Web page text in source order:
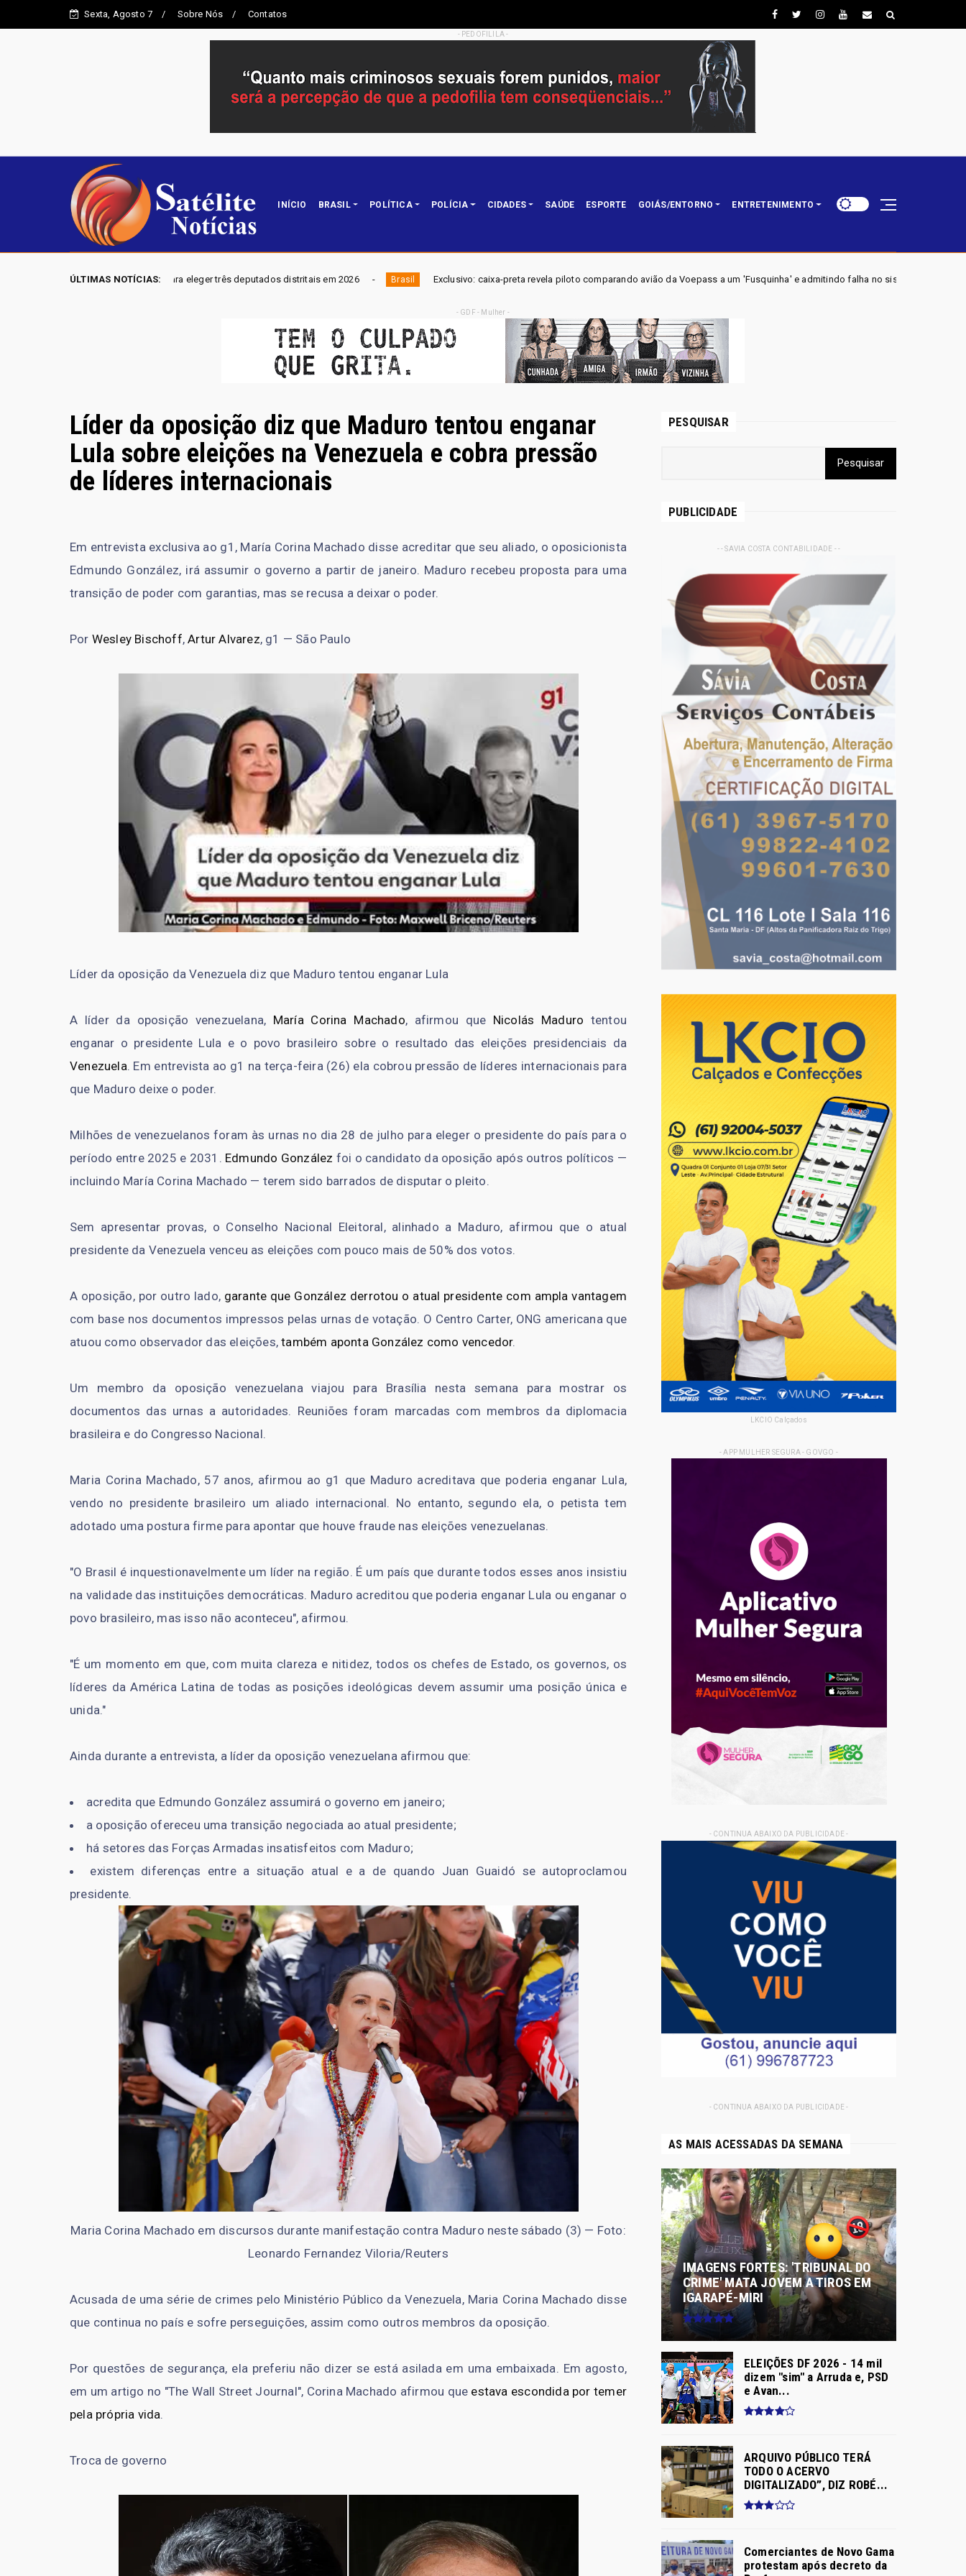
Sexta, Agosto 7 Sobre Nós Contatos
- PEDOFILILA -
INÍCIO BRASIL POLÍTICA POLÍCIA CIDADES SAÚDE ESPORTE GOIÁS/ENTORNO ENTRETENIMENTO
ÚLTIMAS NOTÍCIAS:
completa e mira eleger três deputados distritais em 2026 Brasil Exclusivo: caixa-preta revela piloto comparando avião da Voepass a um 'Fusquinha' e admitindo falha no sistema de degelo: 'Essa b** não tá
- GDF - Mulher -
Líder da oposição diz que Maduro tentou enganar
Lula sobre eleições na Venezuela e cobra pressão
de líderes internacionais
Em entrevista exclusiva ao g1, María Corina Machado disse acreditar que seu aliado, o oposicionista
Edmundo González, irá assumir o governo a partir de janeiro. Maduro recebeu proposta para uma
transição de poder com garantias, mas se recusa a deixar o poder.
Por Wesley Bischoff,Artur Alvarez, g1 — São Paulo
Líder da oposição da Venezuela diz que Maduro tentou enganar Lula
A líder da oposição venezuelana, María Corina Machado, afirmou que Nicolás Maduro tentou
enganar o presidente Lula e o povo brasileiro sobre o resultado das eleições presidenciais da
Venezuela. Em entrevista ao g1 na terça-feira (26) ela cobrou pressão de líderes internacionais para
que Maduro deixe o poder.
Milhões de venezuelanos foram às urnas no dia 28 de julho para eleger o presidente do país para o
período entre 2025 e 2031. Edmundo González foi o candidato da oposição após outros políticos —
incluindo María Corina Machado — terem sido barrados de disputar o pleito.
Sem apresentar provas, o Conselho Nacional Eleitoral, alinhado a Maduro, afirmou que o atual
presidente da Venezuela venceu as eleições com pouco mais de 50% dos votos.
A oposição, por outro lado, garante que González derrotou o atual presidente com ampla vantagem
com base nos documentos impressos pelas urnas de votação. O Centro Carter, ONG americana que
atuou como observador das eleições,também aponta González como vencedor.
Um membro da oposição venezuelana viajou para Brasília nesta semana para mostrar os
documentos das urnas a autoridades. Reuniões foram marcadas com membros da diplomacia
brasileira e do Congresso Nacional.
Maria Corina Machado, 57 anos, afirmou ao g1 que Maduro acreditava que poderia enganar Lula,
vendo no presidente brasileiro um aliado internacional. No entanto, segundo ela, o petista tem
adotado uma postura firme para apontar que houve fraude nas eleições venezuelanas.
"O Brasil é inquestionavelmente um líder na região. É um país que durante todos esses anos insistiu
na validade das instituições democráticas. Maduro acreditou que poderia enganar Lula ou enganar o
povo brasileiro, mas isso não aconteceu", afirmou.
"É um momento em que, com muita clareza e nitidez, todos os chefes de Estado, os governos, os
líderes da América Latina de todas as posições ideológicas devem assumir uma posição única e
unida."
Ainda durante a entrevista, a líder da oposição venezuelana afirmou que:
acredita que Edmundo González assumirá o governo em janeiro;
a oposição ofereceu uma transição negociada ao atual presidente;
há setores das Forças Armadas insatisfeitos com Maduro;
existem diferenças entre a situação atual e a de quando Juan Guaidó se autoproclamou
presidente.
Maria Corina Machado em discursos durante manifestação contra Maduro neste sábado (3) — Foto:
Leonardo Fernandez Viloria/Reuters
Acusada de uma série de crimes pelo Ministério Público da Venezuela, Maria Corina Machado disse
que continua no país e sofre perseguições, assim como outros membros da oposição.
Por questões de segurança, ela preferiu não dizer se está asilada em uma embaixada. Em agosto,
em um artigo no "The Wall Street Journal", Corina Machado afirmou que estava escondida por temer
pela própria vida.
Troca de governo
PESQUISAR
PUBLICIDADE
- - SAVIA COSTA CONTABILIDADE - -
LKCIO Calçados
- APP MULHER SEGURA - GOVGO -
- CONTINUA ABAIXO DA PUBLICIDADE -
- CONTINUA ABAIXO DA PUBLICIDADE -
AS MAIS ACESSADAS DA SEMANA
IMAGENS FORTES: 'TRIBUNAL DO
CRIME' MATA JOVEM A TIROS EM
IGARAPÉ-MIRI
ELEIÇÕES DF 2026 - 14 mil
dizem "sim" a Arruda e, PSD
e Avan...
ARQUIVO PÚBLICO TERÁ
TODO O ACERVO
DIGITALIZADO”, DIZ ROBÉ...
Comerciantes de Novo Gama
protestam após decreto da